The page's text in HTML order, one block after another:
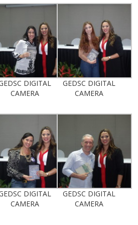
DIGITAL
CAMERA
GEDSC DIGITAL
CAMERA
DIGITAL
CAMERA
GEDSC DIGITAL
CAMERA